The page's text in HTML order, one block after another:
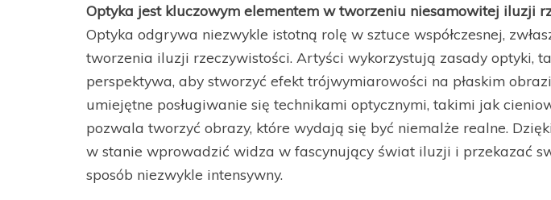
Optyka jest kluczowym elementem w tworzeniu niesamowitej iluzji
Optyka odgrywa niezwykle istotną rolę w sztuce współczesnej,
tworzenia iluzji rzeczywistości. Artyści wykorzystują zasady optyki,
perspektywa, aby stworzyć efekt trójwymiarowości na płaskim
umiejętne posługiwanie się technikami optycznymi, takimi jak
pozwala tworzyć obrazy, które wydają się być niemalże realne.
w stanie wprowadzić widza w fascynujący świat iluzji i przekazać
sposób niezwykle intensywny.